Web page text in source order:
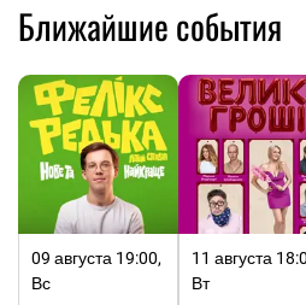
Ближайшие события
09 августа 19:00,
Вс
11 августа
Вт